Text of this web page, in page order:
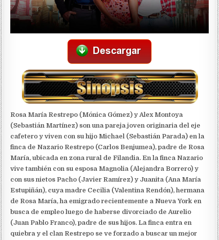
Rosa María Restrepo (Mónica Gómez) y Alex Montoya
(Sebastián Martínez) son una pareja joven originaria del eje
cafetero y viven con su hijo Michael (Sebastián Parada) en la
finca de Nazario Restrepo (Carlos Benjumea), padre de Rosa
María, ubicada en zona rural de Filandia. En la finca Nazario
vive también con su esposa Magnolia (Alejandra Borrero) y
con sus nietos Pacho (Javier Ramírez) y Juanita (Ana María
Estupiñán), cuya madre Cecilia (Valentina Rendón), hermana
de Rosa María, ha emigrado recientemente a Nueva York en
busca de empleo luego de haberse divorciado de Aurelio
(Juan Pablo Franco), padre de sus hijos. La finca entra en
quiebra y el clan Restrepo se ve forzado a buscar un mejor